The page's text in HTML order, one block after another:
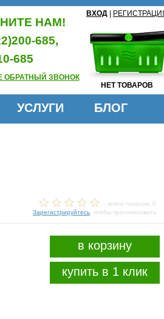
НАМ!
685,
685
ОБРАТНЫЙ ЗВОНОК
ВХОД
НЕТ ТОВАРОВ
УСЛУГИ БЛОГ
- всего голосов: 0
Зарегистрируйтесь , чтобы проголосовать
в корзину
купить в 1 клик